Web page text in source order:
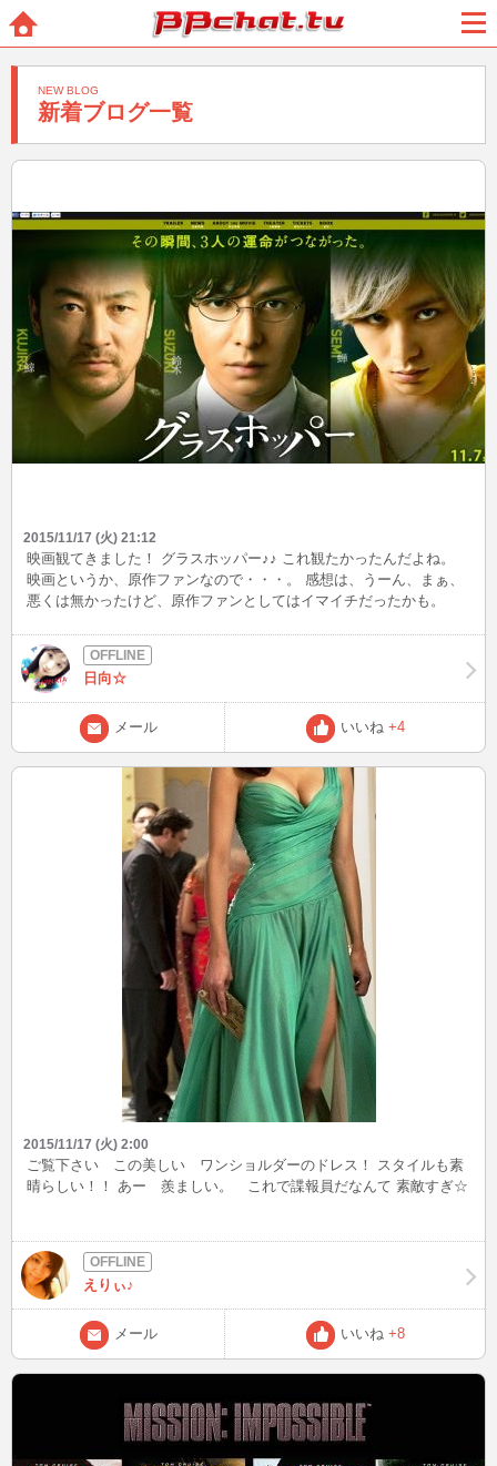
BBchatTV
新着ブログ一覧
NEW BLOG
2015/11/17 (火) 21:12
映画観てきました！ グラスホッパー♪♪ これ観たかったんだよね。
映画というか、原作ファンなので・・・。 感想は、うーん、まぁ、
悪くは無かったけど、原作ファンとしてはイマイチだったかも。
ステキで憧れました。 そして鯨、かっこいい・・・。
日向☆
メール いいね +4
2015/11/17 (火) 2:00
ご覧下さい この美しい ワンショルダーのドレス！ スタイルも素
晴らしい！！ あー 羨ましい。 これで諜報員だなんて 素敵すぎ☆
えりぃ♪
メール いいね +8